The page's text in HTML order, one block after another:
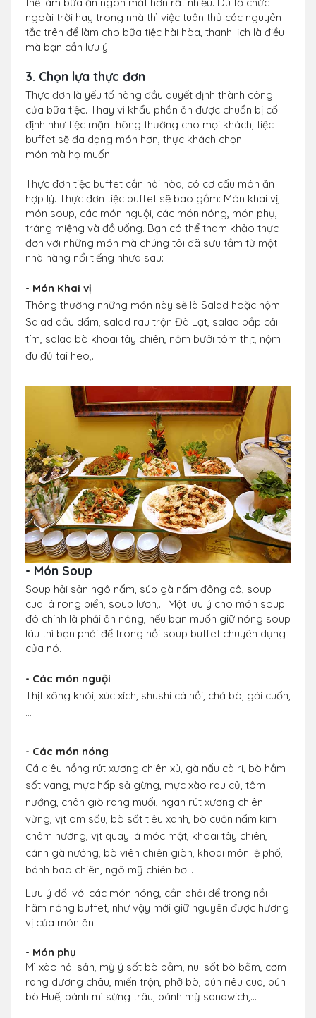
ngoài trời hay trong nhà thì việc tuân thủ các nguyên
tắc trên để làm cho bữa tiệc hài hòa, thanh lịch là điều
mà bạn cần lưu ý.
3. Chọn lựa thực đơn
Thực đơn là yếu tố hàng đầu quyết định thành công
của bữa tiệc. Thay vì khẩu phần ăn được chuẩn bị cố
định như tiệc mặn thông thường cho mọi khách, tiệc
buffet sẽ đa dạng món hơn, thực khách chọn
món mà họ muốn.
Thực đơn tiệc buffet cần hài hòa, có cơ cấu món ăn
hợp lý. Thực đơn tiệc buffet sẽ bao gồm: Món khai vị,
món soup, các món nguội, các món nóng, món phụ,
tráng miệng và đồ uống. Bạn có thể tham khảo thực
đơn với những món mà chúng tôi đã sưu tầm từ một
nhà hàng nổi tiếng nhưa sau:
- Món Khai vị
Thông thường những món này sẽ là Salad hoặc nộm:
Salad dầu dấm, salad rau trộn Đà Lạt, salad bắp cải
tím, salad bò khoai tây chiên, nộm bưởi tôm thịt, nộm
đu đủ tai heo,…
- Món Soup
Soup hải sản ngô nấm, súp gà nấm đông cô, soup
cua lá rong biển, soup lươn,… Một lưu ý cho món soup
đó chính là phải ăn nóng, nếu bạn muốn giữ nóng soup
lâu thì bạn phải để trong nồi soup buffet chuyên dụng
của nó.
- Các món nguội
Thịt xông khói, xúc xích, shushi cá hồi, chả bò, gỏi cuốn,
…
- Các món nóng
Cá diêu hồng rút xương chiên xù, gà nấu cà ri, bò hầm
sốt vang, mực hấp sả gừng, mực xào rau củ, tôm
nướng, chân giò rang muối, ngan rút xương chiên
vừng, vịt om sấu, bò sốt tiêu xanh, bò cuộn nấm kim
châm nướng, vịt quay lá móc mật, khoai tây chiên,
cánh gà nướng, bò viên chiên giòn, khoai môn lệ phố,
bánh bao chiên, ngô mỹ chiên bơ…
Lưu ý đối với các món nóng, cần phải để trong nồi
hâm nóng buffet, như vậy mới giữ nguyên được hương
vị của món ăn.
- Món phụ
Mì xào hải sản, mỳ ý sốt bò bằm, nui sốt bò bằm, cơm
rang dương châu, miến trộn, phở bò, bún riêu cua, bún
bò Huế, bánh mì sừng trâu, bánh mỳ sandwich,…